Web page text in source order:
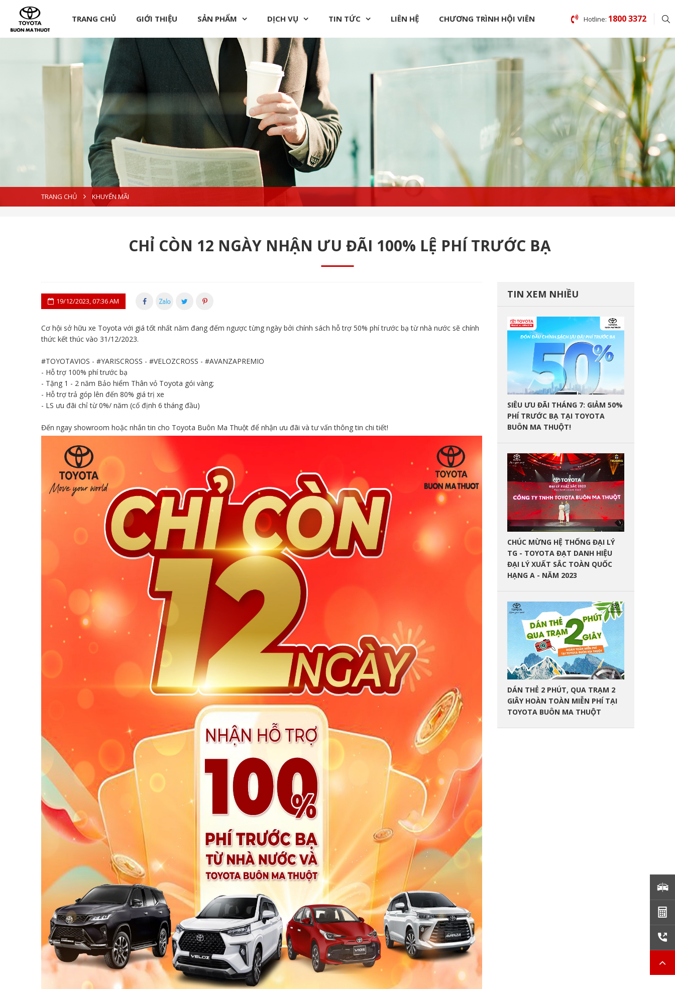
TRANG CHỦ GIỚI THIỆU SẢN PHẨM DỊCH VỤ TIN TỨC LIÊN HỆ CHƯƠNG TRÌNH HỘI VIÊN Hotline: 1800 3372
TRANG CHỦ KHUYẾN MÃI
CHỈ CÒN 12 NGÀY NHẬN ƯU ĐÃI 100% LỆ PHÍ TRƯỚC BẠ
19/12/2023, 07:36 AM
Cơ hội sở hữu xe Toyota với giá tốt nhất năm đang đếm ngược từng ngày bởi chính sách hỗ trợ 50% phí trước bạ từ nhà nước sẽ chính
thức kết thúc vào 31/12/2023.
#TOYOTAVIOS - #YARISCROSS - #VELOZCROSS - #AVANZAPREMIO
- Hỗ trợ 100% phí trước bạ
- Tặng 1 - 2 năm Bảo hiểm Thân vỏ Toyota gói vàng;
- Hỗ trợ trả góp lên đến 80% giá trị xe
- LS ưu đãi chỉ từ 0%/ năm (cố định 6 tháng đầu)
Đến ngay showroom hoặc nhắn tin cho Toyota Buôn Ma Thuột để nhận ưu đãi và tư vấn thông tin chi tiết!
TIN XEM NHIỀU
SIÊU ƯU ĐÃI THÁNG 7: GIẢM 50%
PHÍ TRƯỚC BẠ TẠI TOYOTA
BUÔN MA THUỘT!
CHÚC MỪNG HỆ THỐNG ĐẠI LÝ
TG - TOYOTA ĐẠT DANH HIỆU
ĐẠI LÝ XUẤT SẮC TOÀN QUỐC
HẠNG A - NĂM 2023
DÁN THẺ 2 PHÚT, QUA TRẠM 2
GIÂY HOÀN TOÀN MIỄN PHÍ TẠI
TOYOTA BUÔN MA THUỘT